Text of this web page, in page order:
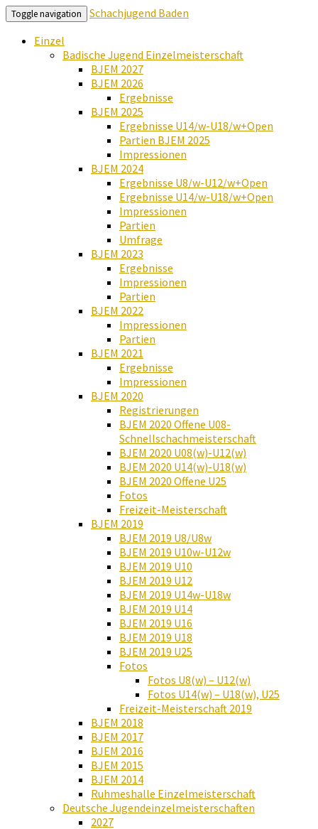
Toggle navigation
Schachjugend Baden
Einzel
Badische Jugend Einzelmeisterschaft
BJEM 2027
BJEM 2026
Ergebnisse
BJEM 2025
Ergebnisse U14/w-U18/w+Open
Partien BJEM 2025
Impressionen
BJEM 2024
Ergebnisse U8/w-U12/w+Open
Ergebnisse U14/w-U18/w+Open
Impressionen
Partien
Umfrage
BJEM 2023
Ergebnisse
Impressionen
Partien
BJEM 2022
Impressionen
Partien
BJEM 2021
Ergebnisse
Impressionen
BJEM 2020
Registrierungen
BJEM 2020 Offene U08-
Schnellschachmeisterschaft
BJEM 2020 U08(w)-U12(w)
BJEM 2020 U14(w)-U18(w)
BJEM 2020 Offene U25
Fotos
Freizeit-Meisterschaft
BJEM 2019
BJEM 2019 U8/U8w
BJEM 2019 U10w-U12w
BJEM 2019 U10
BJEM 2019 U12
BJEM 2019 U14w-U18w
BJEM 2019 U14
BJEM 2019 U16
BJEM 2019 U18
BJEM 2019 U25
Fotos
Fotos U8(w) – U12(w)
Fotos U14(w) – U18(w), U25
Freizeit-Meisterschaft 2019
BJEM 2018
BJEM 2017
BJEM 2016
BJEM 2015
BJEM 2014
Ruhmeshalle Einzelmeisterschaft
Deutsche Jugendeinzelmeisterschaften
2027